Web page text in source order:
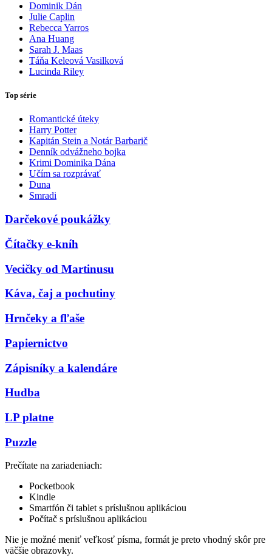
Dominik Dán
Julie Caplin
Rebecca Yarros
Ana Huang
Sarah J. Maas
Táňa Keleová Vasilková
Lucinda Riley
Top série
Romantické úteky
Harry Potter
Kapitán Stein a Notár Barbarič
Denník odvážneho bojka
Krimi Dominika Dána
Učím sa rozprávať
Duna
Smradi
Darčekové poukážky
Čítačky e-kníh
Vecičky od Martinusu
Káva, čaj a pochutiny
Hrnčeky a fľaše
Papiernictvo
Zápisníky a kalendáre
Hudba
LP platne
Puzzle
Prečítate na zariadeniach:
Pocketbook
Kindle
Smartfón či tablet s príslušnou aplikáciou
Počítač s príslušnou aplikáciou
Nie je možné meniť veľkosť písma, formát je preto vhodný skôr pre
väčšie obrazovky.